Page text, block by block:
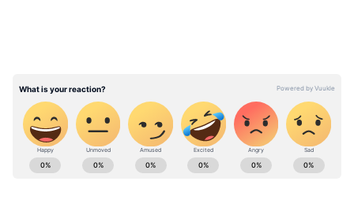
গতকালের চেয়ে ৩৯০০ টাকা কম।
Business News (বাণিজ্য সংবাদ): Read latest